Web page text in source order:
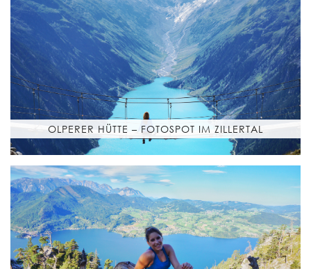
OLPERER HÜTTE – FOTOSPOT IM ZILLERTAL